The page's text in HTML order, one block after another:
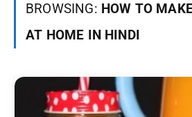
BROWSING: HOW TO
AT HOME IN HINDI